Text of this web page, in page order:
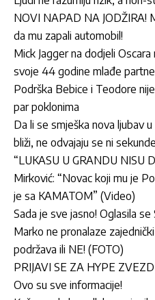
NOVI NAPAD NA JODŽIRA!
da mu zapali automobil!
Mick Jagger na dodjeli
svoje 44 godine mlađe
Podrška Bebice i Teodore
par poklonima
Da li se smješka nova ljubav
bliži, ne odvajaju se ni
“LUKASU U GRANDU NISU
Mirković: “Novac koji mu je
je sa KAMATOM” (Video)
Sada je sve jasno! Oglasila se
Marko ne pronalaze
podržava ili NE! (FOTO)
PRIJAVI SE ZA HYPE
Ovo su sve informacije!